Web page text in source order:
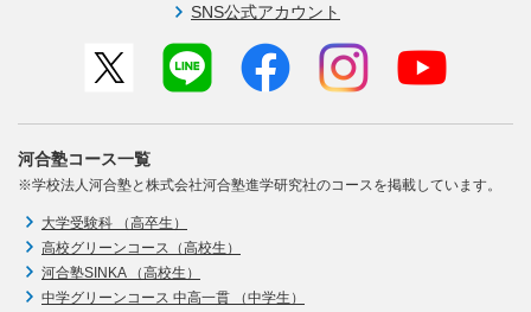
SNS公式アカウント
河合塾コース一覧
※学校法人河合塾と株式会社河合塾進学研究社のコースを掲載しています。
大学受験科 （高卒生）
高校グリーンコース（高校生）
河合塾SINKA （高校生）
中学グリーンコース 中高一貫 （中学生）